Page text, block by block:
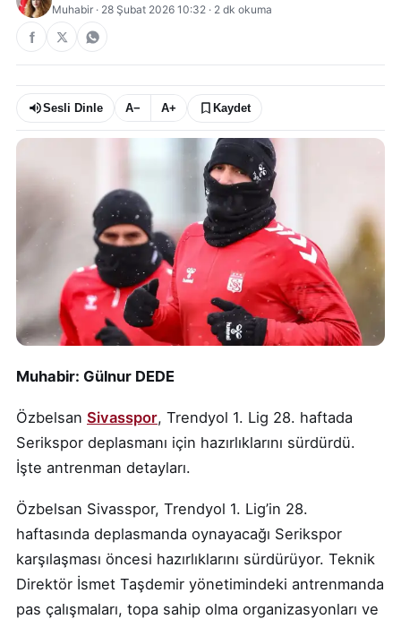
Muhabir · 28 Şubat 2026 10:32 · 2 dk okuma
Sesli Dinle A− A+ Kaydet
Muhabir: Gülnur DEDE
Özbelsan Sivasspor, Trendyol 1. Lig 28. haftada
Serikspor deplasmanı için hazırlıklarını sürdürdü.
İşte antrenman detayları.
Özbelsan Sivasspor, Trendyol 1. Lig’in 28.
haftasında deplasmanda oynayacağı Serikspor
karşılaşması öncesi hazırlıklarını sürdürüyor. Teknik
Direktör İsmet Taşdemir yönetimindeki antrenmanda
pas çalışmaları, topa sahip olma organizasyonları ve